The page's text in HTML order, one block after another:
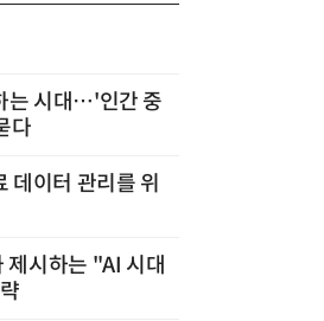
는 시대…'인간 중
다
데이터 관리를 위
제시하는 "AI 시대